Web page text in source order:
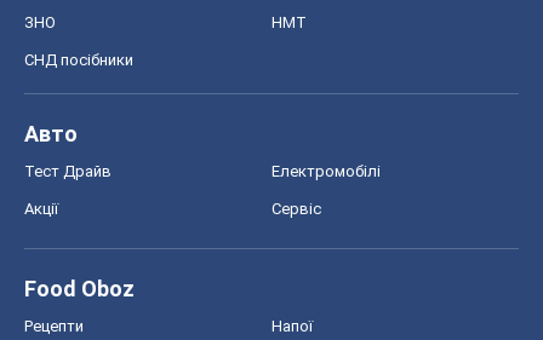
ЗНО НМТ
СНД посібники
Авто
Тест Драйв Електромобілі
Акції Сервіс
Food Oboz
Рецепти Напої